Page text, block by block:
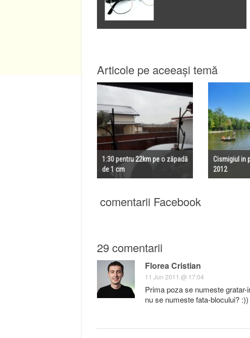
Articole pe aceeași temă
1:30 pentru 22km pe o zăpadă
de 1 cm
Cismigiul in
2012
comentarii Facebook
29 comentarii
Florea Cristian
11 Jun 2011 @ 17:04
Prima poza se numeste
nu se numeste fata-blocului? :))